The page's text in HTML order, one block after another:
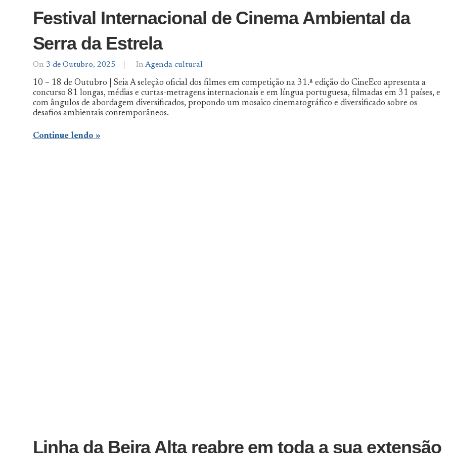
Festival Internacional de Cinema Ambiental da
Serra da Estrela
On 3 de Outubro, 2025
By
De
Norte
a
Sul
In Agenda cultural
10 – 18 de Outubro | Seia A seleção oficial dos filmes em competição na 31.ª edição do CineEco apresenta a
concurso 81 longas, médias e curtas-metragens internacionais e em língua portuguesa, filmadas em 31 países, e
com ângulos de abordagem diversificados, propondo um mosaico cinematográfico e diversificado sobre os
desafios ambientais contemporâneos.
Continue lendo
Linha da Beira Alta reabre em toda a sua extensão